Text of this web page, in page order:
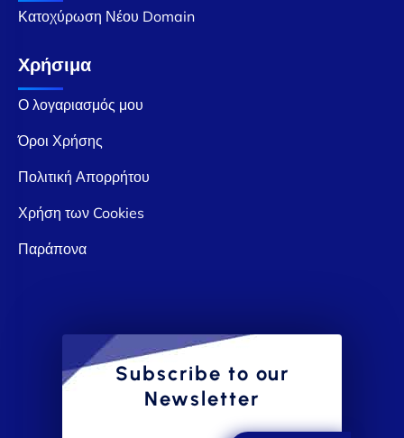
Κατοχύρωση Νέου Domain
Χρήσιμα
Ο λογαριασμός μου
Όροι Χρήσης
Πολιτική Απορρήτου
Χρήση των Cookies
Παράπονα
Subscribe to our
Newsletter